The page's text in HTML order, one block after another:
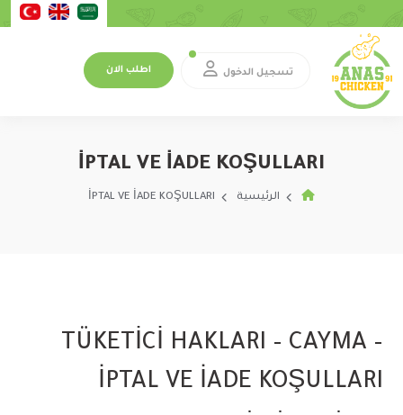
تسجيل الدخول اطلب الان
İPTAL VE İADE KOŞULLARI
الرئيسية İPTAL VE İADE KOŞULLARI
TÜKETİCİ HAKLARI – CAYMA –
İPTAL VE İADE KOŞULLARI